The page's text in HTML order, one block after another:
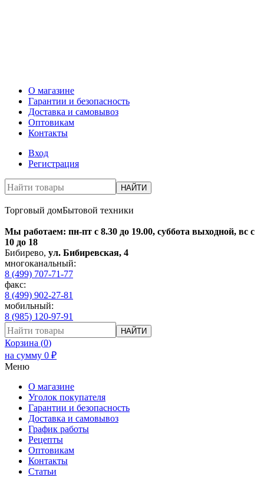
О магазине
Гарантии и безопасность
Доставка и самовывоз
Оптовикам
Контакты
Вход
Регистрация
НАЙТИ
Торговый домБытовой техники
Мы работаем: пн-пт с 8.30 до 19.00, суббота выходной, вс с
10 до 18
Бибирево, ул. Бибиревская, 4
многоканальный:
8 (499) 707-71-77
факс:
8 (499) 902-27-81
мобильный:
8 (985) 120-97-91
НАЙТИ
Корзина (0)
на сумму 0 ₽
Меню
О магазине
Уголок покупателя
Гарантии и безопасность
Доставка и самовывоз
График работы
Рецепты
Оптовикам
Контакты
Статьи